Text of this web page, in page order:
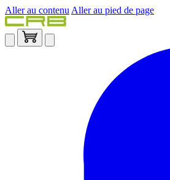
Aller au contenu Aller au pied de page